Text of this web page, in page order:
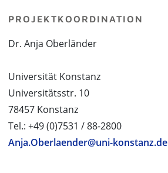
PROJEKTKOORDINATION
Dr. Anja Oberländer
Universität Konstanz
Universitätsstr. 10
78457 Konstanz
Tel.: +49 (0)7531 / 88-2800
Anja.Oberlaender@uni-konstanz.de